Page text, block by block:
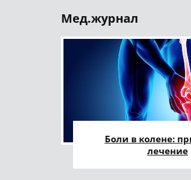
Мед.журнал
Боли в колене:
лечение